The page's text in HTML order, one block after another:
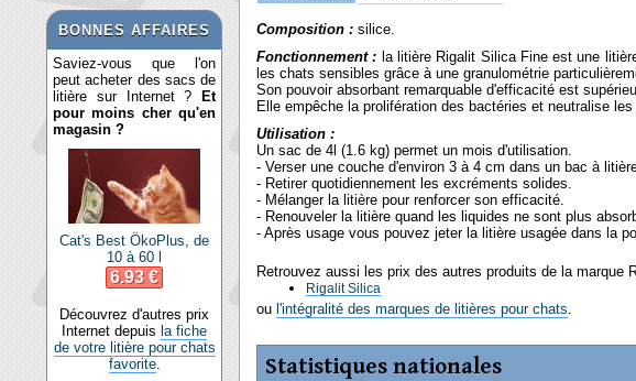
BONNES AFFAIRES
Saviez-vous que l'on
peut acheter des sacs de
litière sur Internet ?
Et
pour moins cher qu'en
magasin ?
Cat's Best ÖkoPlus, de
10 à 60 l
6.93 €
Découvrez d'autres prix
Internet depuis la fiche
de votre litière pour chats
favorite.
Composition : silice.
Fonctionnement : la litière Rigalit Silica Fine est une
les chats sensibles grâce à une granulométrie
Son pouvoir absorbant remarquable d'efficacité est
Elle empêche la prolifération des bactéries et neutralise
Utilisation :
Un sac de 4l (1.6 kg) permet un mois d'utilisation.
- Verser une couche d'environ 3 à 4 cm dans un bac à
- Retirer quotidiennement les excréments solides.
- Mélanger la litière pour renforcer son efficacité.
- Renouveler la litière quand les liquides ne sont plus
- Après usage vous pouvez jeter la litière usagée dans la
Retrouvez aussi les prix des autres produits de la marque
Rigalit Silica
ou l'intégralité des marques de litières pour chats.
Statistiques nationales